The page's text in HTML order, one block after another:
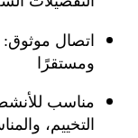
اتصال موثوق:
ومستقرًا
مناسب
التخييم،